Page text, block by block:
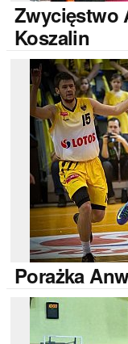
Zwycięstwo
Koszalin
Porażka